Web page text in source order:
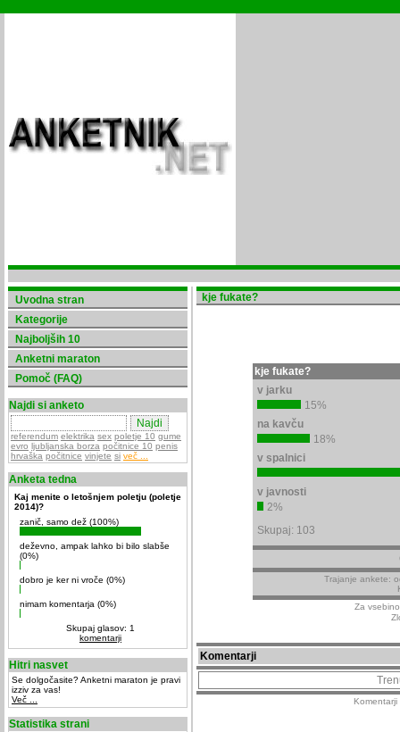
Uvodna stran
Kategorije
Najboljših 10
Anketni maraton
Pomoč (FAQ)
Najdi si anketo
referendum elektrika sex poletje 10 gume
evro ljubljanska borza počitnice 10 penis
hrvaška počitnice vinjete si več ...
Anketa tedna
Kaj menite o letošnjem poletju (poletje
2014)?
zanič, samo dež (100%)
deževno, ampak lahko bi bilo slabše
(0%)
dobro je ker ni vroče (0%)
nimam komentarja (0%)
Skupaj glasov: 1
komentarji
Hitri nasvet
Se dolgočasite? Anketni maraton je pravi
izziv za vas!
Več ...
Statistika strani
kje fukate?
kje fukate?
v jarku
15%
na kavču
18%
v spalnici
v javnosti
2%
Skupaj: 103
Trajanje ankete:
Za
Komentarji